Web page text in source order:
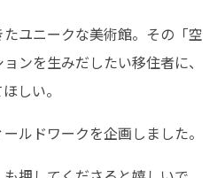
ユニークな美術館。その「空
ンを生みだしたい移住者に、
しい。
ルドワークを企画しました。